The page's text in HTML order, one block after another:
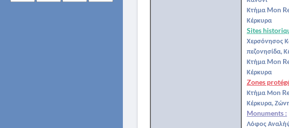
Κτήμα Mon
Κέρκυρα
Sites
Χερσόνησος
πεζονησίδα,
Κτήμα Mon
Κέρκυρα
Zones
Κτήμα Μon
Κέρκυρα,
Monuments :
Λόφος